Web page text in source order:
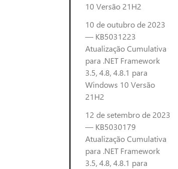
10 Versão 21H2
10 de outubro de 2023
— KB5031223
Atualização Cumulativa
para .NET Framework
3.5, 4.8, 4.8.1 para
Windows 10 Versão
21H2
12 de setembro de 2023
— KB5030179
Atualização Cumulativa
para .NET Framework
3.5, 4.8, 4.8.1 para